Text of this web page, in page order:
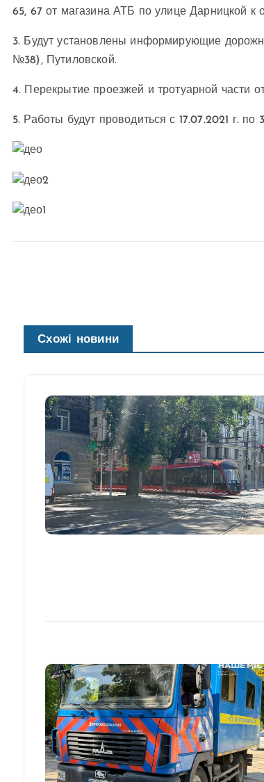
65, 67 от магазина АТБ по улице Дарницкой к
3. Будут установлены информирующие
№38), Путиловской.
4. Перекрытие проезжей и тротуарной части
5. Работы будут проводиться с 17.07.2021 г. по
Схожі новини